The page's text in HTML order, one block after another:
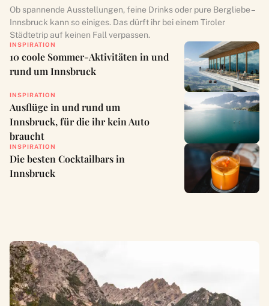
Ob spannende Ausstellungen, feine Drinks oder pure Bergliebe –
Innsbruck kann so einiges. Das dürft ihr bei einem Tiroler
Städtetrip auf keinen Fall verpassen.
INSPIRATION
10 coole Sommer-Aktivitäten in und
rund um Innsbruck
INSPIRATION
Ausflüge in und rund um
Innsbruck, für die ihr kein Auto
braucht
INSPIRATION
Die besten Cocktailbars in
Innsbruck